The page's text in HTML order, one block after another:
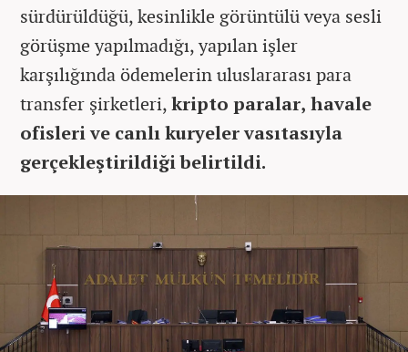
sürdürüldüğü, kesinlikle görüntülü veya sesli
görüşme yapılmadığı, yapılan işler
karşılığında ödemelerin uluslararası para
transfer şirketleri,kripto paralar, havale
ofisleri ve canlı kuryeler vasıtasıyla
gerçekleştirildiği belirtildi.